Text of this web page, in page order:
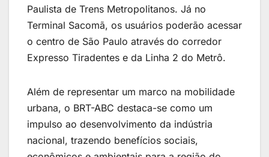
Paulista de Trens Metropolitanos. Já no
Terminal Sacomã, os usuários poderão acessar
o centro de São Paulo através do corredor
Expresso Tiradentes e da Linha 2 do Metrô.
Além de representar um marco na mobilidade
urbana, o BRT-ABC destaca-se como um
impulso ao desenvolvimento da indústria
nacional, trazendo benefícios sociais,